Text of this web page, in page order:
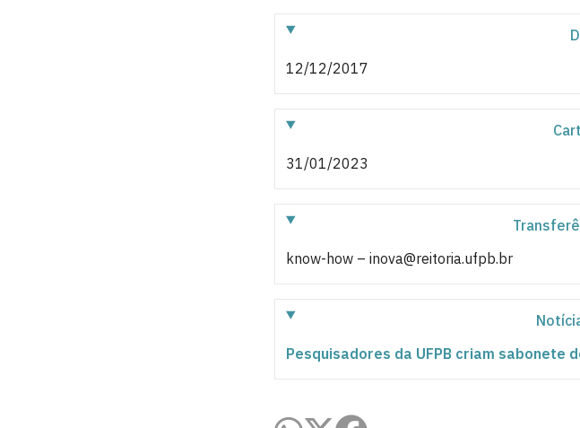
12/12/2017
31/01/2023
know-how – inova@reitoria.ufpb.br
Pesquisadores da UFPB criam